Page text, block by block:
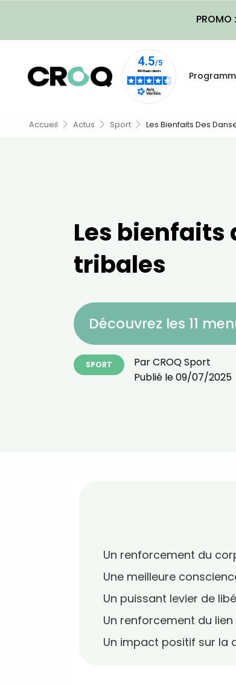
Accueil Actus Sport Les Bienfaits Des
Les bienfaits
tribales
Découvrez les 11
SPORT ParCROQ Sport
Publié le09/07/2025
Un renforcement du
Une meilleure
Un puissant levier de
Un renforcement du
Un impact positif sur la